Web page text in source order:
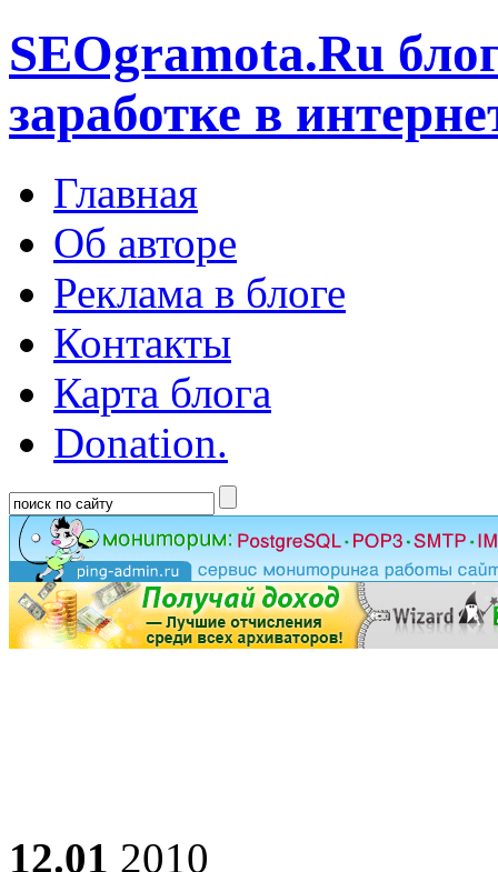
SEOgramota.Ru
заработке в
Главная
Об авторе
Реклама в блоге
Контакты
Карта блога
Donation.
12.01 2010